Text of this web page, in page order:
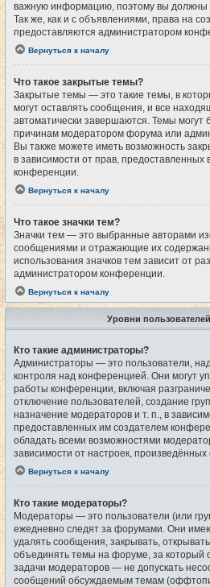
важную информацию, поэтому вы должны
Так же, как и с объявлениями, права на
предоставляются администратором
Вернуться к началу
Что такое закрытые темы?
Закрытые темы — это такие темы, в
могут оставлять сообщения, и все
автоматически завершаются. Темы могут
причинам модератором форума или
Вы также можете иметь возможность
в зависимости от прав,
конференции.
Вернуться к началу
Что такое значки тем?
Значки тем — это выбранные авторами
сообщениями и отражающие их
использования значков тем зависит от
администратором конференции.
Вернуться к началу
Уровни
Кто такие администраторы?
Администраторы — это пользователи,
контроля над конференцией. Они могут
работы конференции, включая
отключение пользователей, создание
назначение модераторов и т. п., в
предоставленных им создателем
обладать всеми возможностями
зависимости от настроек,
Вернуться к началу
Кто такие модераторы?
Модераторы — это пользователи (или
ежедневно следят за форумами. Они
удалять сообщения, закрывать,
объединять темы на форуме, за который
задачи модераторов — не допускать
сообщений обсуждаемым темам